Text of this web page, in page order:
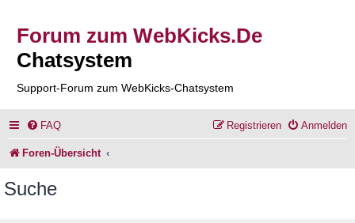
Forum zum WebKicks.De
Chatsystem
Support-Forum zum WebKicks-Chatsystem
FAQ Anmelden
Registrieren
Foren-Übersicht
Suche